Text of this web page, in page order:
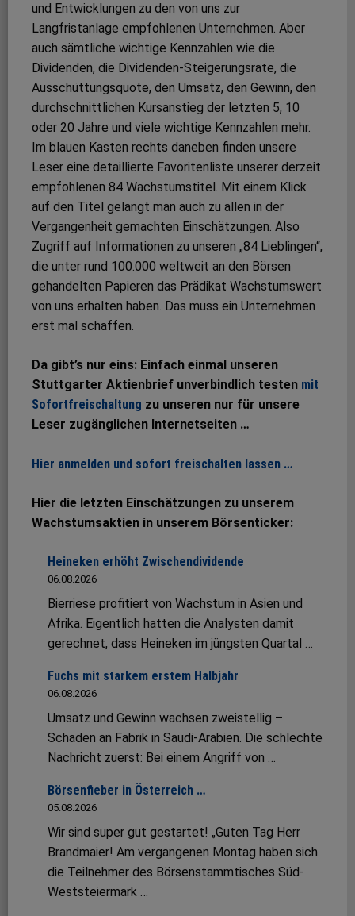
und Entwicklungen zu den von uns zur
Langfristanlage empfohlenen Unternehmen. Aber
auch sämtliche wichtige Kennzahlen wie die
Dividenden, die Dividenden-Steigerungsrate, die
Ausschüttungsquote, den Umsatz, den Gewinn, den
durchschnittlichen Kursanstieg der letzten 5, 10
oder 20 Jahre und viele wichtige Kennzahlen mehr.
Im blauen Kasten rechts daneben finden unsere
Leser eine detaillierte Favoritenliste unserer derzeit
empfohlenen 84 Wachstumstitel. Mit einem Klick
auf den Titel gelangt man auch zu allen in der
Vergangenheit gemachten Einschätzungen. Also
Zugriff auf Informationen zu unseren „84 Lieblingen“,
die unter rund 100.000 weltweit an den Börsen
gehandelten Papieren das Prädikat Wachstumswert
von uns erhalten haben. Das muss ein Unternehmen
erst mal schaffen.
Da gibt’s nur eins: Einfach einmal unseren
Stuttgarter Aktienbrief unverbindlich testen mit
Sofortfreischaltung zu unseren nur für unsere
Leser zugänglichen Internetseiten …
Hier anmelden und sofort freischalten lassen …
Hier die letzten Einschätzungen zu unserem
Wachstumsaktien in unserem Börsenticker:
Heineken erhöht Zwischendividende
06.08.2026
Bierriese profitiert von Wachstum in Asien und
Afrika. Eigentlich hatten die Analysten damit
gerechnet, dass Heineken im jüngsten Quartal …
Fuchs mit starkem erstem Halbjahr
06.08.2026
Umsatz und Gewinn wachsen zweistellig –
Schaden an Fabrik in Saudi-Arabien. Die schlechte
Nachricht zuerst: Bei einem Angriff von …
Börsenfieber in Österreich …
05.08.2026
Wir sind super gut gestartet! „Guten Tag Herr
Brandmaier! Am vergangenen Montag haben sich
die Teilnehmer des Börsenstammtisches Süd-
Weststeiermark …